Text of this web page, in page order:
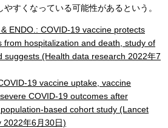
すくなっている可能性があるという。
ENDO.: COVID-19 vaccine protects
from hospitalization and death, study of
suggests (Health data research 2022年7
19 vaccine uptake, vaccine
COVID-19 outcomes after
based cohort study (Lancet
2022年6月30日)